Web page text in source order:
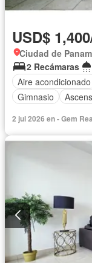
USD$
Ciudad de
2 Recámaras
Aire acondicionado
Gimnasio
2 jul 2026 en - Gem